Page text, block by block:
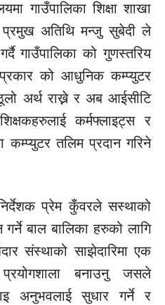
गाउँपालिका शिक्षा शाखा
अतिथि मन्जु सुबेदी ले
गाउँपालिका को गुणस्तरिय
प्रकार को आधुनिक कम्प्युटर
अर्थ राख्ने र अब आईसीटि
कर्मफ्लाइट्स र
कम्प्युटर तलिम प्रदान गरिने
प्रेम कुँवरले सस्थाको
बाल बालिका हरुको लागि
संस्थाको साझेदारिमा एक
बनाउनु जसले
अनुभवलाई सुधार गर्ने र